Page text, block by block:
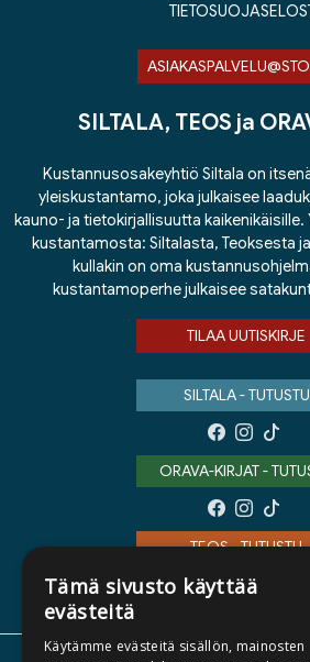
SILTALA, TEOS ja
Kustannusosakeyhtiö Siltala on
yleiskustantamo, joka julkaisee
kauno- ja tietokirjallisuutta
kustantamosta: Siltalasta, Teoksesta
kullakin on oma
kustantamoperhe julkaisee
TILAA UUTISKIRJE
SILTALA - TUTUSTU
ORAVA-KIRJAT -
TEOS - TUTUSTU
Tämä sivusto käyttää
evästeitä
Käytämme evästeitä sisällön, mainosten